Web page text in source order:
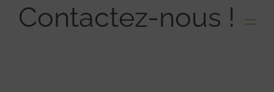
Contactez-nous !